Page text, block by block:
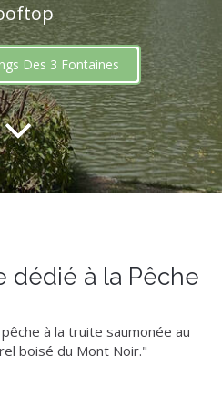
Des 3 Fontaines
dédié à la Pêche
à la truite saumonée au
boisé du Mont Noir."